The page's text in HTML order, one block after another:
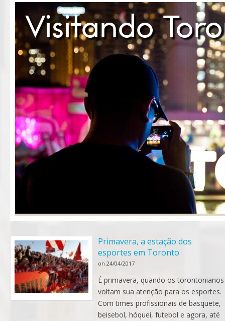
Visitando
Primavera, a estação dos
esportes em Toronto
on24/04/2017
É primavera, quando os torontonianos
voltam sua atenção para os esportes.
Com times profissionais de basquete,
beisebol, hóquei, futebol e agora, até